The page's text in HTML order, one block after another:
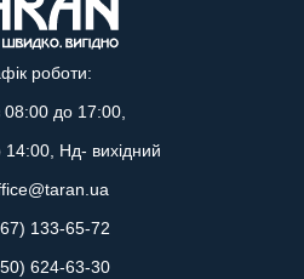
роботи:
08:00 до 17:00,
Нд- вихідний
133-65-72
624-63-30